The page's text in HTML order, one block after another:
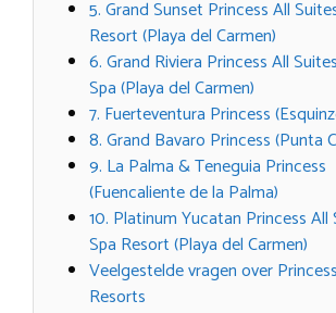
5. Grand Sunset Princess All
Resort (Playa del Carmen)
6. Grand Riviera Princess All
Spa (Playa del Carmen)
7. Fuerteventura Princess
8. Grand Bavaro Princess (Punta
9. La Palma & Teneguia Princess
(Fuencaliente de la Palma)
10. Platinum Yucatan Princess All
Spa Resort (Playa del Carmen)
Veelgestelde vragen over
Resorts